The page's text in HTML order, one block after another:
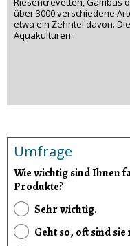
über 3000 verschiedene
etwa ein Zehntel davon.
Aquakulturen.
Umfrage
Wie wichtig sind Ihnen
Produkte?
Sehr wichtig.
Geht so, oft sind